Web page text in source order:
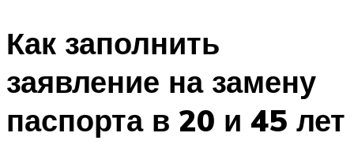
Как заполнить
заявление на замену
паспорта в 20 и 45 лет